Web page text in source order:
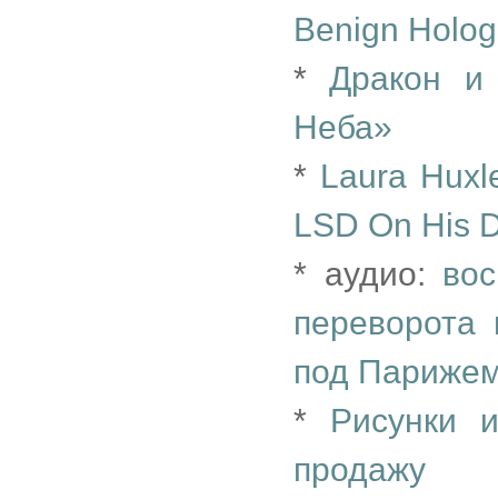
Benign
*Дракон и
Неба»
* Laura
LSD On His
* аудио:
под
* Рисунки
продажу